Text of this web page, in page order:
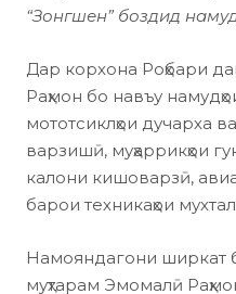
“Зонгшен” боздид
Дар корхона Роҳбари
Раҳмон бо навъу
мототсиклҳои дучарха
варзишӣ, муҳаррикҳои
калони кишоварзӣ,
барои техникаҳои
Намояндагони ширкат
муҳтарам Эмомалӣ